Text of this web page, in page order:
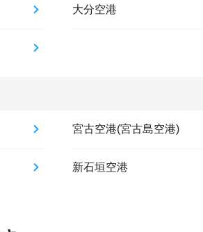
大分空港
宮古空港(宮古島空港)
新石垣空港